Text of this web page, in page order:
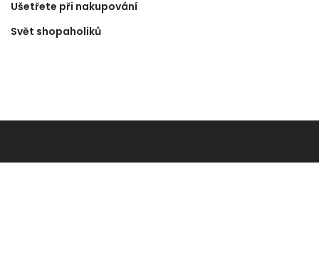
Ušetřete při nakupování
Svět shopaholiků